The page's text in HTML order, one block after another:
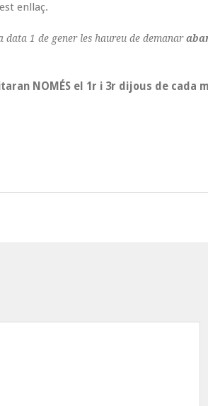
enllaç.
data 1 de gener les haureu de demanar
NOMÉS el 1r i 3r dijous de cada